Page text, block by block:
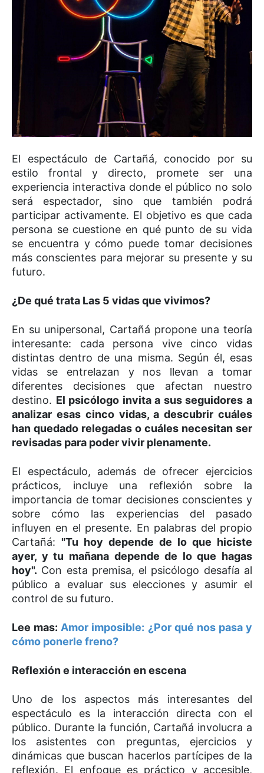
El espectáculo de Cartañá, conocido por su
estilo frontal y directo, promete ser una
experiencia interactiva donde el público no solo
será espectador, sino que también podrá
participar activamente. El objetivo es que cada
persona se cuestione en qué punto de su vida
se encuentra y cómo puede tomar decisiones
más conscientes para mejorar su presente y su
futuro.
¿De qué trata Las 5 vidas que vivimos?
En su unipersonal, Cartañá propone una teoría
interesante: cada persona vive cinco vidas
distintas dentro de una misma. Según él, esas
vidas se entrelazan y nos llevan a tomar
diferentes decisiones que afectan nuestro
destino. El psicólogo invita a sus seguidores a
analizar esas cinco vidas, a descubrir cuáles
han quedado relegadas o cuáles necesitan ser
revisadas para poder vivir plenamente.
El espectáculo, además de ofrecer ejercicios
prácticos, incluye una reflexión sobre la
importancia de tomar decisiones conscientes y
sobre cómo las experiencias del pasado
influyen en el presente. En palabras del propio
Cartañá: "Tu hoy depende de lo que hiciste
ayer, y tu mañana depende de lo que hagas
hoy". Con esta premisa, el psicólogo desafía al
público a evaluar sus elecciones y asumir el
control de su futuro.
Lee mas: Amor imposible: ¿Por qué nos pasa y
cómo ponerle freno?
Reflexión e interacción en escena
Uno de los aspectos más interesantes del
espectáculo es la interacción directa con el
público. Durante la función, Cartañá involucra a
los asistentes con preguntas, ejercicios y
dinámicas que buscan hacerlos partícipes de la
reflexión. El enfoque es práctico y accesible,